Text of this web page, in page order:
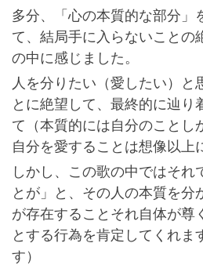
多分、「心の本質的な部分」
て、結局手に入らないことの
の中に感じました。
人を分りたい（愛したい）と
とに絶望して、最終的に辿り
て（本質的には自分のことし
自分を愛することは想像以上
しかし、この歌の中ではそれ
とが」と、その人の本質を分
が存在することそれ自体が尊
とする行為を肯定してくれま
す）